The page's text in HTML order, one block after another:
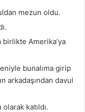
mezun oldu.
birlikte Amerika’ya
bunalıma girip
arkadaşından davul
katıldı.